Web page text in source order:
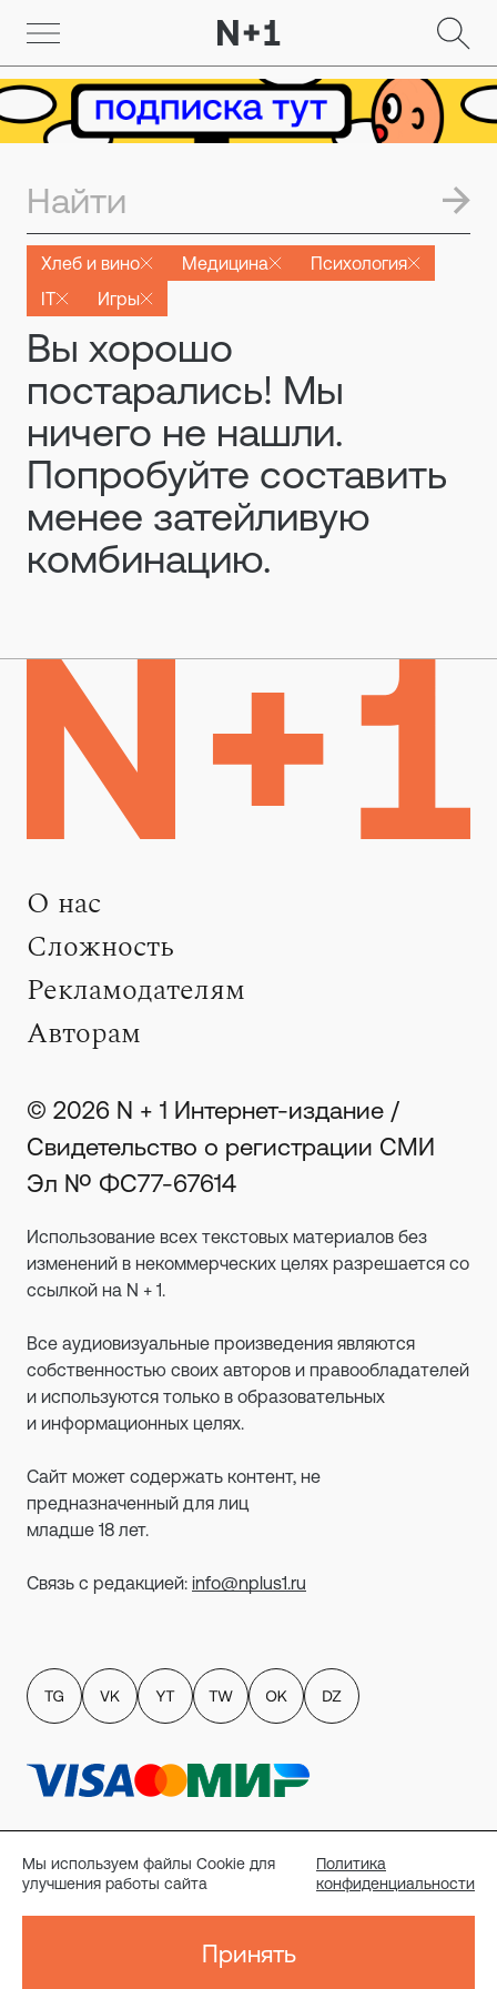
Хлеб и вино Медицина
Психология
IT
Игры
Вы хорошо
постарались! Мы
ничего не нашли.
Попробуйте составить
менее затейливую
комбинацию.
Мы используем файлы Cookie для
улучшения работы сайта
Политика
конфиденциальности
Принять
О нас
Сложность
Рекламодателям
Авторам
© 2026 N + 1 Интернет-издание /
Свидетельство о регистрации СМИ
Эл № ФС77-67614
Использование всех текстовых материалов без
изменений в некоммерческих целях разрешается со
ссылкой на N + 1.
Все аудиовизуальные произведения являются
собственностью своих авторов и правообладателей
и используются только в образовательных
и информационных целях.
Сайт может содержать контент, не
предназначенный для лиц
младше 18 лет.
Связь с редакцией: info@nplus1.ru
пользователей сайта
Публичный договор-оферта
Согласие на рассылку